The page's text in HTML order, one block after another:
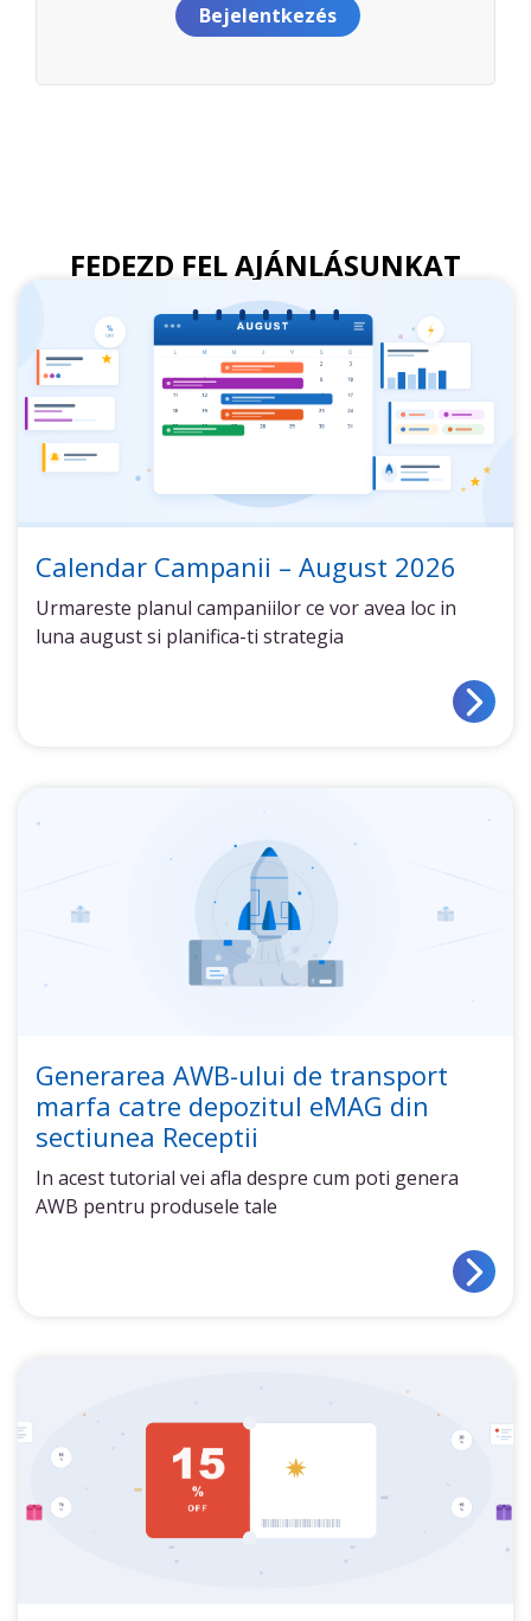
Bejelentkezés
FEDEZD FEL AJÁNLÁSUNKAT
Calendar Campanii – August 2026
Urmareste planul campaniilor ce vor avea loc in
luna august si planifica-ti strategia
Generarea AWB-ului de transport
marfa catre depozitul eMAG din
sectiunea Receptii
In acest tutorial vei afla despre cum poti genera
AWB pentru produsele tale